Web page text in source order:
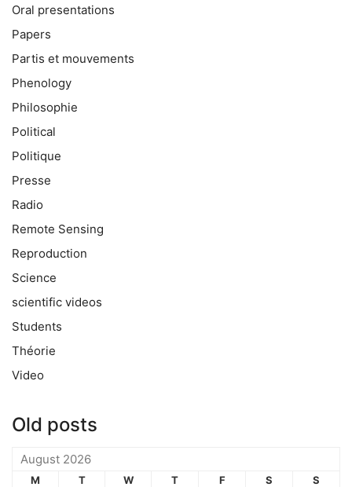
Oral presentations
Papers
Partis et mouvements
Phenology
Philosophie
Political
Politique
Presse
Radio
Remote Sensing
Reproduction
Science
scientific videos
Students
Théorie
Video
Old posts
August 2026
M T W T F S S